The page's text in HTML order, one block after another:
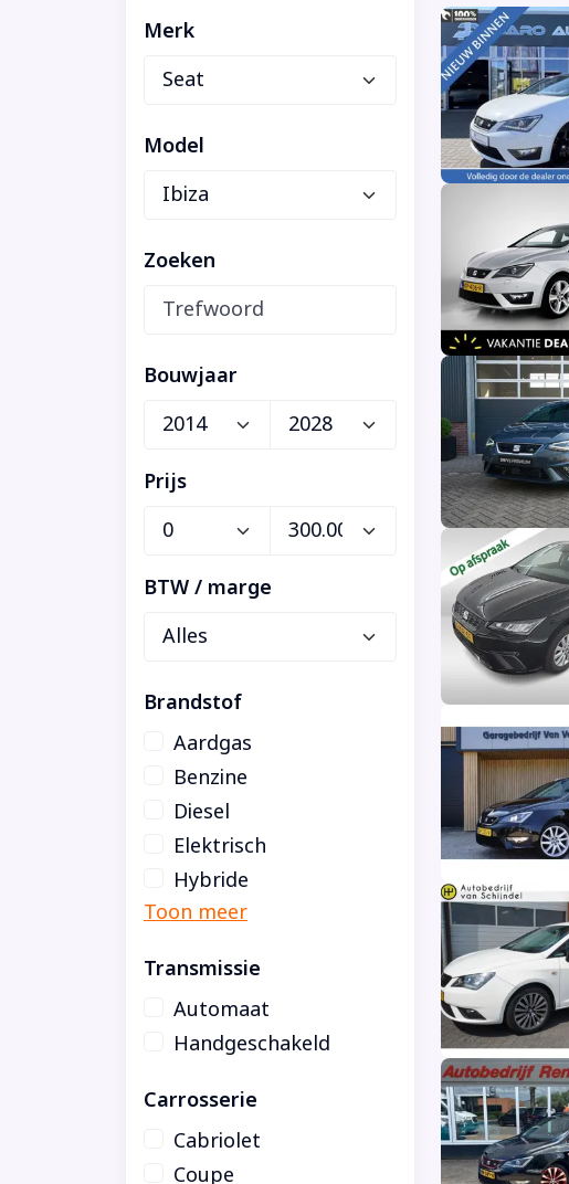
Merk
Model
Zoeken
Bouwjaar
Prijs
BTW / marge
Brandstof
Aardgas
Benzine
Diesel
Elektrisch
Hybride
Transmissie
Automaat
Handgeschakeld
Carrosserie
Cabriolet
Coupe